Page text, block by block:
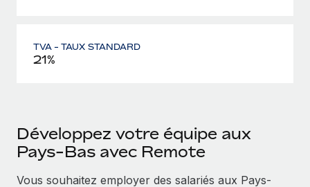
TVA - TAUX STANDARD
21%
Développez votre équipe aux
Pays-Bas avec Remote
Vous souhaitez employer des salariés aux Pays-